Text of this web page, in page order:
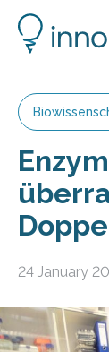
24 January